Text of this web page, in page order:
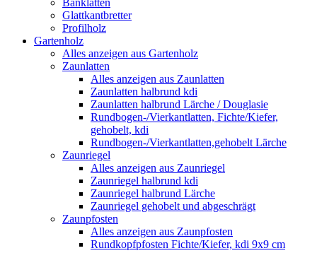
Banklatten
Glattkantbretter
Profilholz
Gartenholz
Alles anzeigen aus Gartenholz
Zaunlatten
Alles anzeigen aus Zaunlatten
Zaunlatten halbrund kdi
Zaunlatten halbrund Lärche / Douglasie
Rundbogen-/Vierkantlatten, Fichte/Kiefer,
gehobelt, kdi
Rundbogen-/Vierkantlatten,gehobelt Lärche
Zaunriegel
Alles anzeigen aus Zaunriegel
Zaunriegel halbrund kdi
Zaunriegel halbrund Lärche
Zaunriegel gehobelt und abgeschrägt
Zaunpfosten
Alles anzeigen aus Zaunpfosten
Rundkopfpfosten Fichte/Kiefer, kdi 9x9 cm